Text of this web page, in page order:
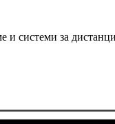
и системи за